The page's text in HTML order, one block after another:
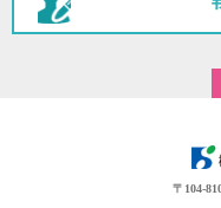
〒104-